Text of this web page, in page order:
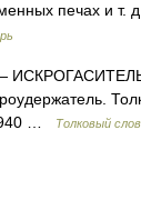
печах и т.
ИСКРОГАСИТЕЛЬ,
…
Толковый